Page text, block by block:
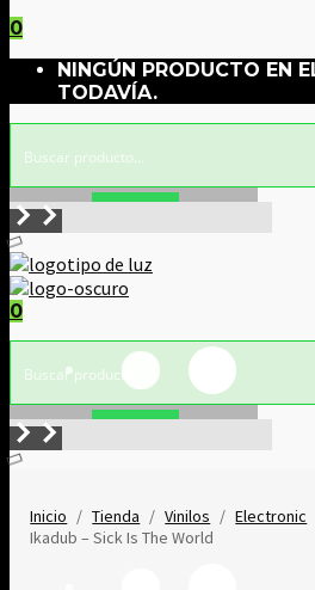
0
NINGÚN PRODUCTO EN
TODAVÍA.
0
Inicio / Tienda / Vinilos / Electronic
Ikadub – Sick Is The World